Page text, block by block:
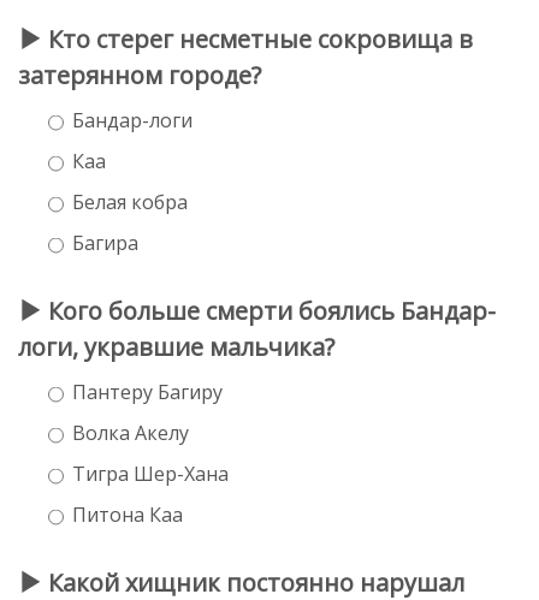
Кто стерег несметные сокровища в
затерянном городе?
Бандар-логи
Каа
Белая кобра
Багира
Кого больше смерти боялись Бандар-
логи, укравшие мальчика?
Пантеру Багиру
Волка Акелу
Тигра Шер-Хана
Питона Каа
Какой хищник постоянно нарушал